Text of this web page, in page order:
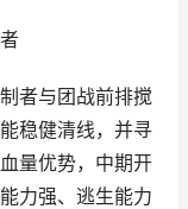
者与团战前排搅
稳健清线，并寻
量优势，中期开
力强、逃生能力